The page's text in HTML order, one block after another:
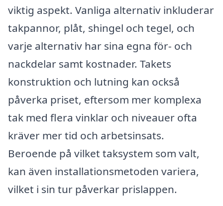
viktig aspekt. Vanliga alternativ inkluderar
takpannor, plåt, shingel och tegel, och
varje alternativ har sina egna för- och
nackdelar samt kostnader. Takets
konstruktion och lutning kan också
påverka priset, eftersom mer komplexa
tak med flera vinklar och niveauer ofta
kräver mer tid och arbetsinsats.
Beroende på vilket taksystem som valt,
kan även installationsmetoden variera,
vilket i sin tur påverkar prislappen.